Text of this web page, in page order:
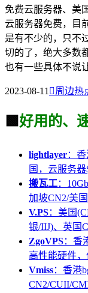
免费云服务器、美
云服务器免费，目
是有不少的，只不
切的了，绝大多数
也有一些具体不说
2023-08-11 周边热
🟩 好用的、
lightlayer：
国，云服务器
搬瓦工：
加坡CN2/美
V.PS：美国
银/IIJ)、英国
ZgoVPS：香
高性能硬件
Vmiss：香港
CN2/CUII/